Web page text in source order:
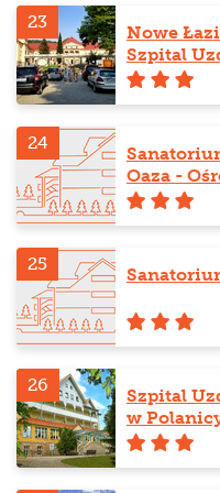
23
Nowe
Szpital
24
Oaza -
Odnowy
25
26
Szpital
w